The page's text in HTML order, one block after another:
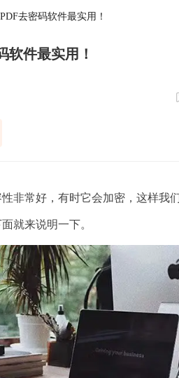
去密码软件最实用！
软件最实用！
常好，有时它会加密，这样我
就来说明一下。